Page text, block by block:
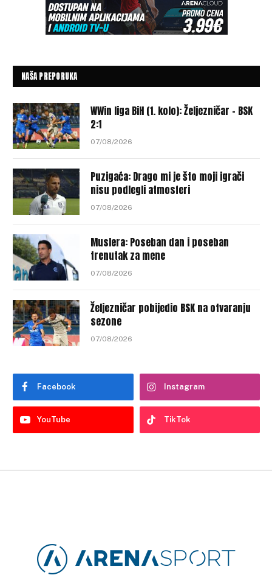
NAŠA PREPORUKA
WWin liga BiH (1. kolo): Željezničar – BSK
2:1
07/08/2026
Puzigaća: Drago mi je što moji igrači
nisu podlegli atmosferi
07/08/2026
Muslera: Poseban dan i poseban
trenutak za mene
07/08/2026
Željezničar pobijedio BSK na otvaranju
sezone
07/08/2026
Facebook Instagram
YouTube TikTok